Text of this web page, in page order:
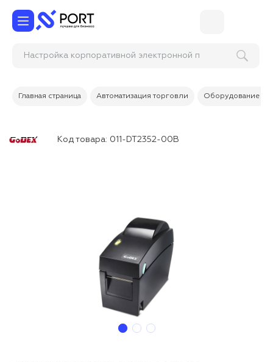
Настройка корпоративной элект
Главная страница Автоматизация торговли Оборудование
Код товара: 011-DT2352-00B